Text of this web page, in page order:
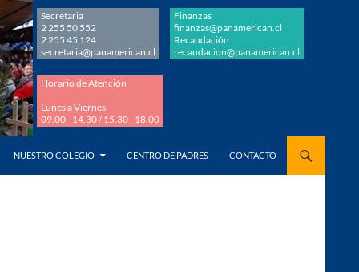
Secretaria
2 255 50 552
2 255 45 124
secretaria@panamerican.cl
Finanzas
finanzas@panamerican.cl
Recaudación
recaudacion@panamerican.cl
Horario de Atención
Lunes a Viernes
09.00 - 14.30 / 15.30 - 18.00
NUESTRO COLEGIO
CENTRO DE PADRES CONTACTO